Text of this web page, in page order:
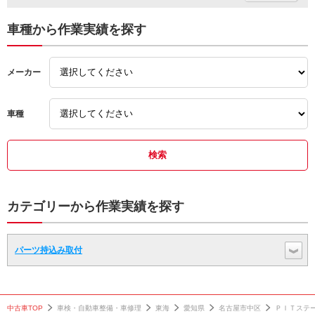
車種から作業実績を探す
メーカー
車種
カテゴリーから作業実績を探す
パーツ持込み取付
中古車TOP 車検・自動車整備・車修理 東海 愛知県 名古屋市中区 ＰＩＴステ